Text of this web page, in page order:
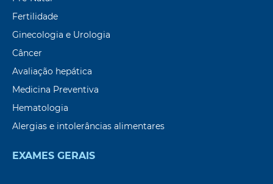
Fertilidade
Ginecologia e Urologia
Câncer
Avaliação hepática
Medicina Preventiva
Hematologia
Alergias e intolerâncias alimentares
EXAMES GERAIS